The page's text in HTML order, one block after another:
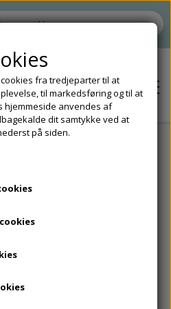
Tilbud
Tilbehør
fra tredjeparter til at
til markedsføring og til at
hjemmeside anvendes af
dit samtykke ved at
på siden.